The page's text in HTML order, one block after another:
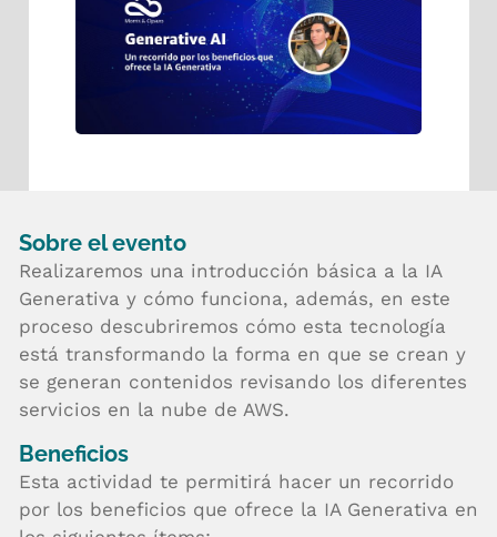
Sobre el evento
Realizaremos una introducción básica a la IA
Generativa y cómo funciona, además, en este
proceso descubriremos cómo esta tecnología
está transformando la forma en que se crean y
se generan contenidos revisando los diferentes
servicios en la nube de AWS.
Beneficios
Esta actividad te permitirá hacer un recorrido
por los beneficios que ofrece la IA Generativa en